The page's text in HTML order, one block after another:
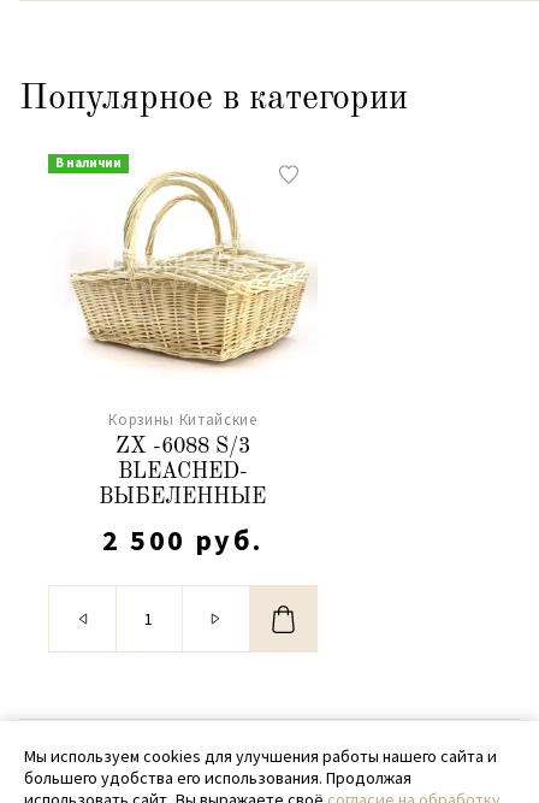
Популярное в категории
В наличии
Корзины Китайские
ZX -6088 S/3
BLEACHED-
ВЫБЕЛЕННЫЕ
2 500 руб.
© 2020 - 2026 SamPack
+ 7 (918) 699-97-87
Мы используем cookies для улучшения работы нашего сайта и
большего удобства его использования. Продолжая